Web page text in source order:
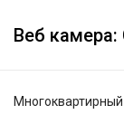
Веб